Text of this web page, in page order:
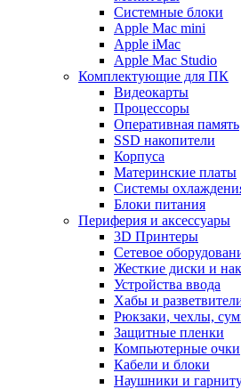
Системные блоки
Apple Mac mini
Apple iMac
Apple Mac Studio
Комплектующие для ПК
Видеокарты
Процессоры
Оперативная память
SSD накопители
Корпуса
Материнские платы
Системы
Блоки питания
Периферия и аксессуары
3D Принтеры
Сетевое
Жесткие диски и
Устройства ввода
Хабы и
Рюкзаки, чехлы,
Защитные пленки
Компьютерные очки
Кабели и блоки
Наушники и